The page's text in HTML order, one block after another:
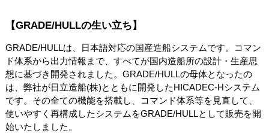
【GRADE/HULLの生い立ち】
GRADE/HULLは、日本語対応の国産造船システムです。コマン
ド体系から出力情報まで、すべてが国内造船所の設計・生産思
想に基づき開発されました。GRADE/HULLの母体となったの
は、弊社が日立造船(株)とともに開発したHICADEC-Hシステム
です。その全ての機能を搭載し、コマンド体系等を見直して、
使いやすく再構成したシステムをGRADE/HULLとして販売を開
始いたしました。